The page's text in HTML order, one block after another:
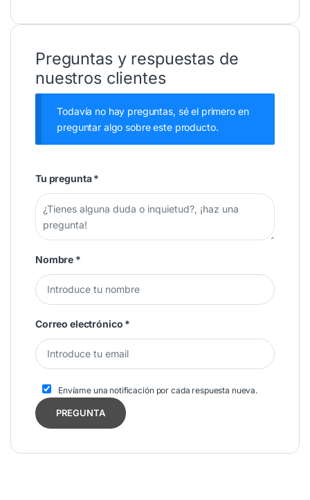
Preguntas y respuestas de
nuestros clientes
Todavía no hay preguntas, sé el primero en
preguntar algo sobre este producto.
Tu pregunta*
Nombre *
Correo electrónico *
Envíame una notificación por cada respuesta nueva.